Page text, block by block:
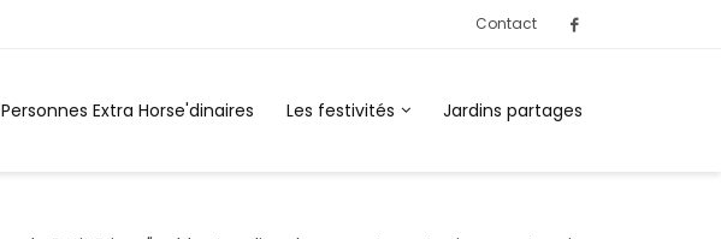
Contact
Personnes Extra Horse'dinaires Les festivités Jardins partages